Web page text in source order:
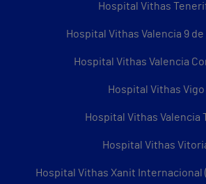
Hospital Vithas
Hospital Vithas Valencia 9
Hospital Vithas Valencia
Hospital Vithas Vigo
Hospital Vithas Valencia
Hospital Vithas
Hospital Vithas Xanit Internacional